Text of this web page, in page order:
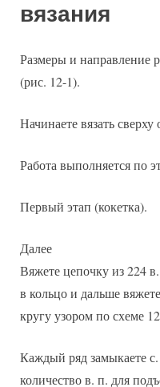
вязания
Размеры и направление
(рис. 12-1).
Начинаете вязать
Работа выполняется по
Первый этап (кокетка).
Далее
Вяжете цепочку из 224
в кольцо и дальше
кругу узором по схеме
Каждый ряд замыкаете
количество в. п. для